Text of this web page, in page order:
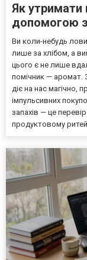
Як утримати
допомогою
Ви коли-небудь
лише за хлібом, а
цього є не лише
помічник — аромат.
діє на нас магічно,
імпульсивних
запахів — це
продуктовому